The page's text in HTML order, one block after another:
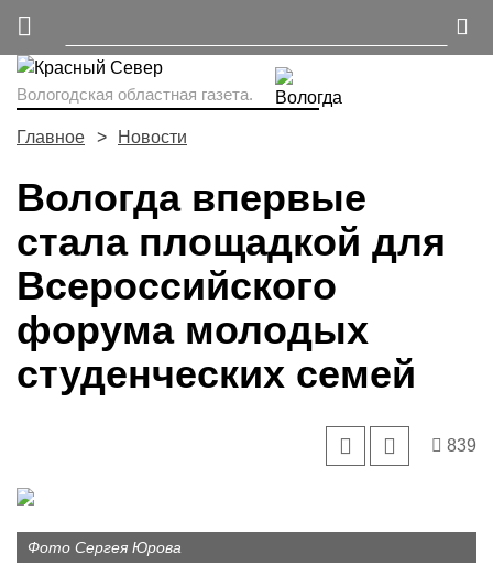
Вологодская областная газета.
Главное Новости
Вологда впервые
стала площадкой для
Всероссийского
форума молодых
студенческих семей
839
Фото Сергея Юрова